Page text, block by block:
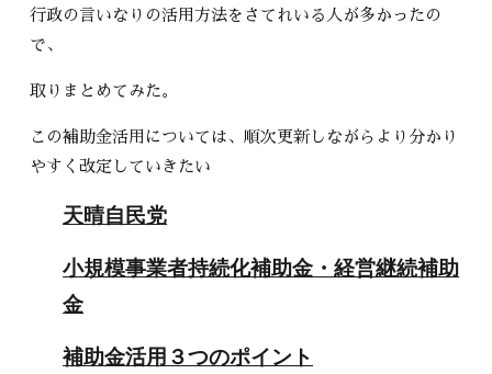
行政の言いなりの活用方法をさてれいる人が多かったの
で、
取りまとめてみた。
この補助金活用については、順次更新しながらより分かり
やすく改定していきたい
天晴自民党
小規模事業者持続化補助金・経営継続補助
金
補助金活用３つのポイント